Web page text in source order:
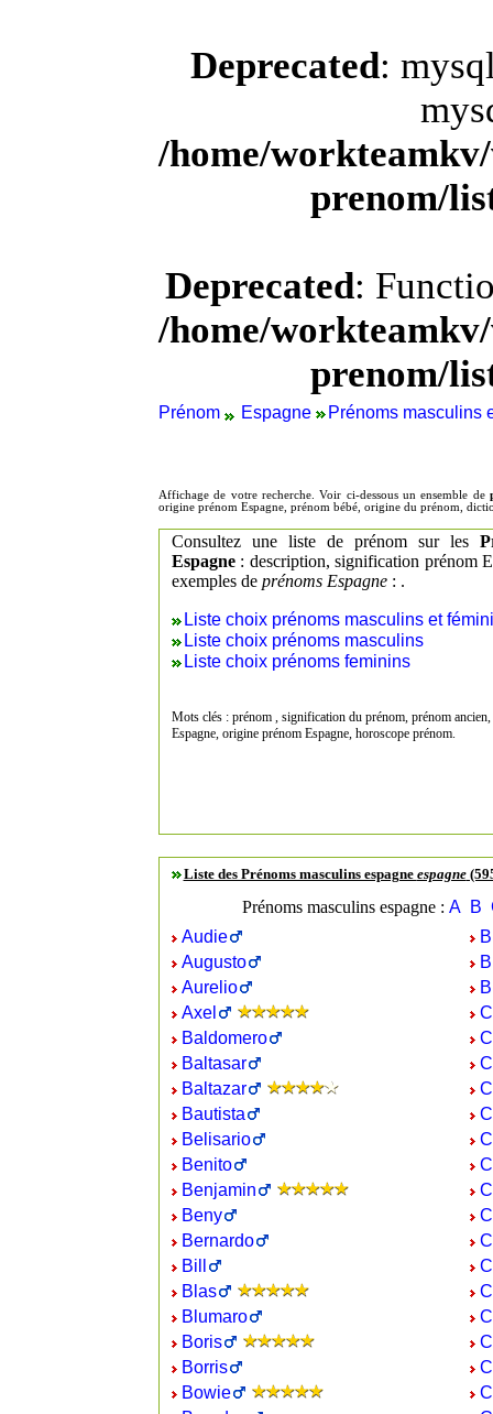
Deprecated:
/home/
prenom/
Deprecated:
/home/
prenom/
Prénom Espagne Prénoms masculins
Affichage de votre recherche. Voir ci-dessous un ensemble de
origine prénom Espagne, prénom bébé, origine du prénom,
Consultez une liste de prénom sur les
Espagne: description, signification prénom
exemples de prénoms Espagne: .
Liste choix prénoms masculins et
Liste choix prénoms masculins
Liste choix prénoms feminins
Mots clés : prénom , signification du prénom, prénom
Espagne, origine prénom Espagne, horoscope prénom.
Liste des Prénoms masculins espagne espagne
Prénoms masculins espagne : A B
Audie
Augusto
Aurelio
Axel
Baldomero
Baltasar
Baltazar
Bautista
Belisario
Benito
Benjamin
Beny
Bernardo
Bill
Blas
Blumaro
Boris
Borris
Bowie